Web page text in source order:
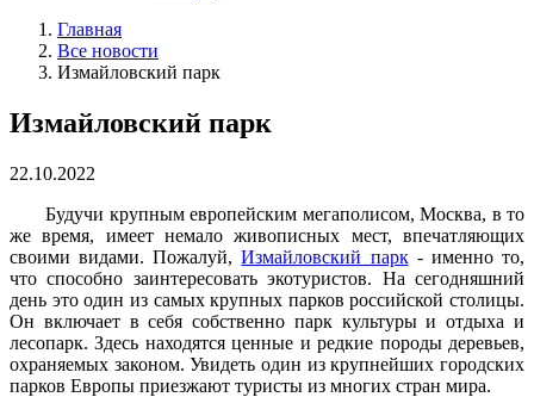
Главная
Все новости
Измайловский парк
Измайловский парк
22.10.2022
Будучи крупным европейским мегаполисом, Москва, в то
же время, имеет немало живописных мест, впечатляющих
своими видами. Пожалуй,Измайловский парк- именно то,
что способно заинтересовать экотуристов. На сегодняшний
день это один из самых крупных парков российской столицы.
Он включает в себя собственно парк культуры и отдыха и
лесопарк. Здесь находятся ценные и редкие породы деревьев,
охраняемых законом. Увидеть один из крупнейших городских
парков Европы приезжают туристы из многих стран мира.